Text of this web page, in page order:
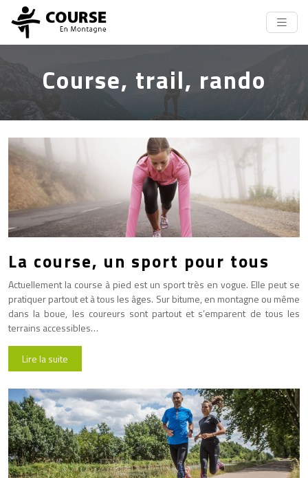
Course, trail, rando
La course, un sport pour tous
Actuellement la course à pied est un sport très en vogue. Elle peut se
pratiquer partout et à tous les âges. Sur bitume, en montagne ou même
dans la boue, les coureurs sont partout et s’emparent de tous les
terrains accessibles…
Lire la suite